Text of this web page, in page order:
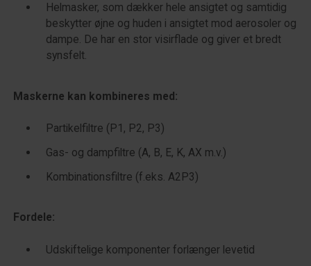
Helmasker, som dækker hele ansigtet og samtidig
beskytter øjne og huden i ansigtet mod aerosoler og
dampe. De har en stor visirflade og giver et bredt
synsfelt.
Maskerne kan kombineres med:
Partikelfiltre (P1, P2, P3)
Gas- og dampfiltre (A, B, E, K, AX m.v.)
Kombinationsfiltre (f.eks. A2P3)
Fordele:
Udskiftelige komponenter forlænger levetid